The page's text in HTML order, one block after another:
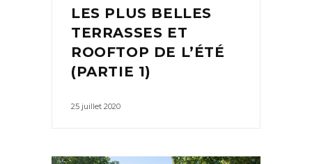
LES PLUS BELLES
TERRASSES ET
ROOFTOP DE L’ÉTÉ
(PARTIE 1)
25 juillet 2020